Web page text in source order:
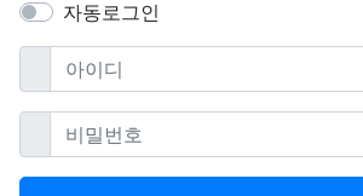
자동로그인
아이디필수
비밀번호필수